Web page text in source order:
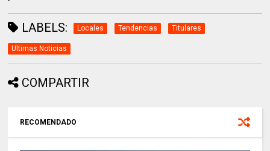
LABELS: Locales Tendencias Titulares
Ultimas Noticias
COMPARTIR
RECOMENDADO